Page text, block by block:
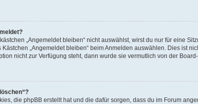
„Angemeldet bleiben“ nicht auswählst, wirst du nur für eine
„Angemeldet bleiben“ beim Anmelden auswählen. Dies ist
nicht zur Verfügung steht, dann wurde sie vermutlich von der
die phpBB erstellt hat und die dafür sorgen, dass du im Forum